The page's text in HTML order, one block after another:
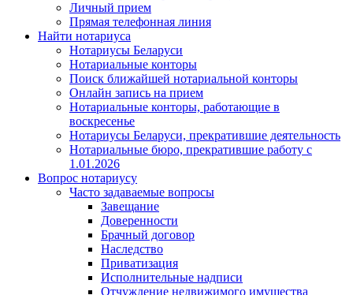
Личный прием
Прямая телефонная линия
Найти нотариуса
Нотариусы Беларуси
Нотариальные конторы
Поиск ближайшей нотариальной конторы
Онлайн запись на прием
Нотариальные конторы, работающие в
воскресенье
Нотариусы Беларуси, прекратившие деятельность
Нотариальные бюро, прекратившие работу с
1.01.2026
Вопрос нотариусу
Часто задаваемые вопросы
Завещание
Доверенности
Брачный договор
Наследство
Приватизация
Исполнительные надписи
Отчуждение недвижимого имущества